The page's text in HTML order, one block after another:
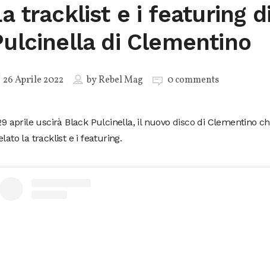
tracklist e i featuring
di Clementino
26 Aprile 2022 byRebel Mag 0 comments
aprile uscirà Black Pulcinella, il nuovodiscodi Clementino
la tracklist e i featuring.